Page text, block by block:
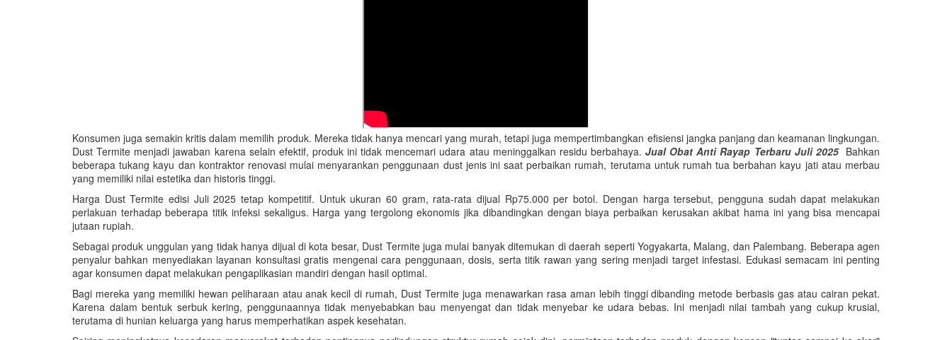
Konsumen juga semakin kritis dalam memilih produk. Mereka tidak hanya mencari yang murah, tetapi juga mempertimbangkan efisiensi jangka panjang dan keamanan lingkungan.
Dust Termite menjadi jawaban karena selain efektif, produk ini tidak mencemari udara atau meninggalkan residu berbahaya. Jual Obat Anti Rayap Terbaru Juli 2025Bahkan
beberapa tukang kayu dan kontraktor renovasi mulai menyarankan penggunaan dust jenis ini saat perbaikan rumah, terutama untuk rumah tua berbahan kayu jati atau merbau
yang memiliki nilai estetika dan historis tinggi.
Harga Dust Termite edisi Juli 2025 tetap kompetitif. Untuk ukuran 60 gram, rata-rata dijual Rp75.000 per botol. Dengan harga tersebut, pengguna sudah dapat melakukan
perlakuan terhadap beberapa titik infeksi sekaligus. Harga yang tergolong ekonomis jika dibandingkan dengan biaya perbaikan kerusakan akibat hama ini yang bisa mencapai
jutaan rupiah.
Sebagai produk unggulan yang tidak hanya dijual di kota besar, Dust Termite juga mulai banyak ditemukan di daerah seperti Yogyakarta, Malang, dan Palembang. Beberapa agen
penyalur bahkan menyediakan layanan konsultasi gratis mengenai cara penggunaan, dosis, serta titik rawan yang sering menjadi target infestasi. Edukasi semacam ini penting
agar konsumen dapat melakukan pengaplikasian mandiri dengan hasil optimal.
Bagi mereka yang memiliki hewan peliharaan atau anak kecil di rumah, Dust Termite juga menawarkan rasa aman lebih tinggi dibanding metode berbasis gas atau cairan pekat.
Karena dalam bentuk serbuk kering, penggunaannya tidak menyebabkan bau menyengat dan tidak menyebar ke udara bebas. Ini menjadi nilai tambah yang cukup krusial,
terutama di hunian keluarga yang harus memperhatikan aspek kesehatan.